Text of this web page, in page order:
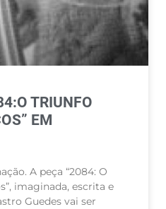
TRIUNFO
EM
A peça “2084: O
imaginada, escrita e
Guedes vai ser